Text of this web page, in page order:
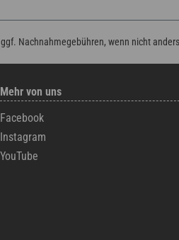
Nachnahmegebühren, wenn nicht
Mehr von uns
Facebook
Instagram
YouTube